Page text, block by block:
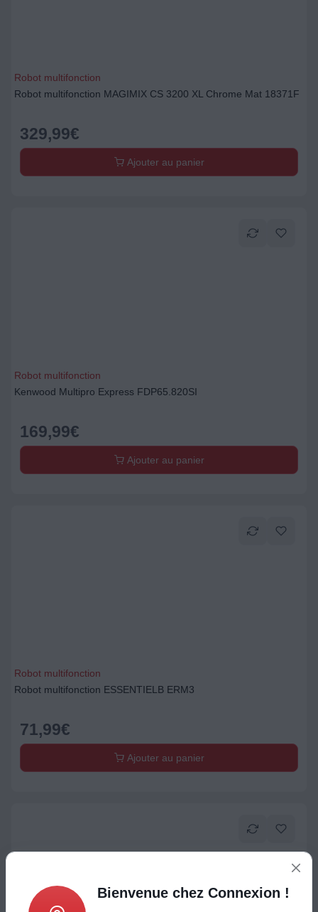
Robot multifonction
Robot multifonction MAGIMIX CS 3200 XL Chrome Mat 18371F
329,99€
Ajouter au panier
Robot multifonction
Kenwood Multipro Express FDP65.820SI
169,99€
Ajouter au panier
Robot multifonction
Robot multifonction ESSENTIELB ERM3
71,99€
Ajouter au panier
Bienvenue chez Connexion !